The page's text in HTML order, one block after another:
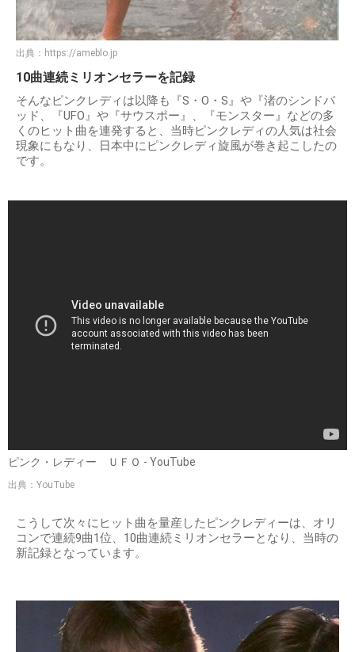
出典： https://ameblo.jp
10曲連続ミリオンセラーを記録
そんなピンクレディは以降も『S・O・S』や『渚のシンドバ
ッド、『UFO』や『サウスポー』、『モンスター』などの多
くのヒット曲を連発すると、当時ピンクレディの人気は社会
現象にもなり、日本中にピンクレディ旋風が巻き起こしたの
です。
ピンク・レディー ＵＦＯ - YouTube
出典：YouTube
こうして次々にヒット曲を量産したピンクレディーは、オリ
コンで連続9曲1位、10曲連続ミリオンセラーとなり、当時の
新記録となっています。